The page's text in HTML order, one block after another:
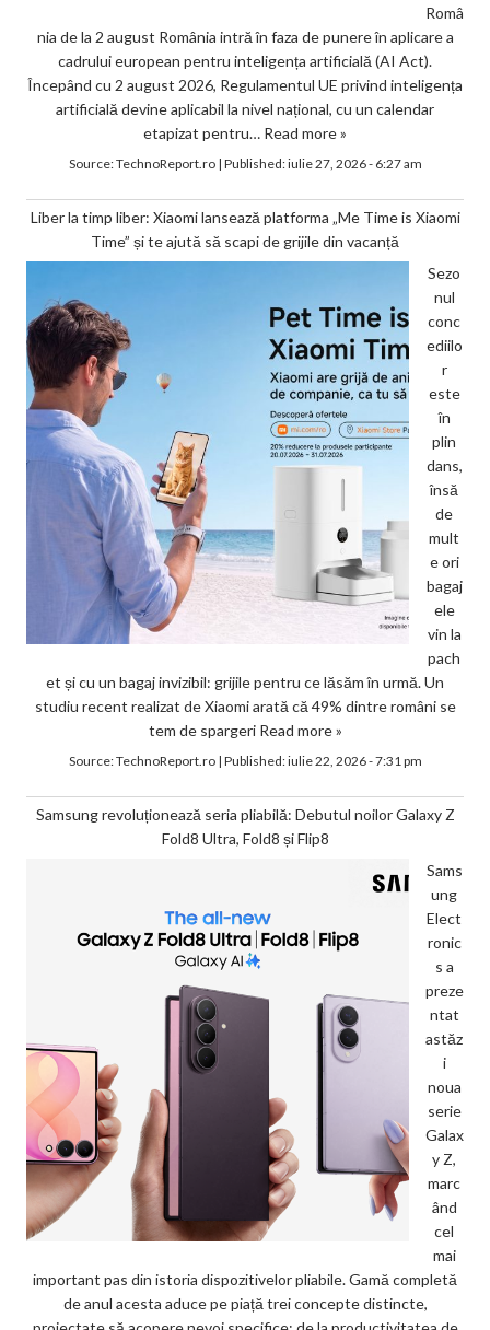
Româ
nia de la 2 august România intră în faza de punere în aplicare a
cadrului european pentru inteligența artificială (AI Act).
Începând cu 2 august 2026, Regulamentul UE privind inteligența
artificială devine aplicabil la nivel național, cu un calendar
etapizat pentru… Read more »
Source:TechnoReport.ro| Published:iulie 27, 2026 - 6:27 am
Liber la timp liber: Xiaomi lansează platforma „Me Time is Xiaomi
Time” și te ajută să scapi de grijile din vacanță
Sezo
nul
conc
ediilo
r
este
în
plin
dans,
însă
de
mult
e ori
bagaj
ele
vin la
pach
et și cu un bagaj invizibil: grijile pentru ce lăsăm în urmă. Un
studiu recent realizat de Xiaomi arată că 49% dintre români se
tem de spargeri Read more »
Source:TechnoReport.ro| Published:iulie 22, 2026 - 7:31 pm
Samsung revoluționează seria pliabilă: Debutul noilor Galaxy Z
Fold8 Ultra, Fold8 și Flip8
Sams
ung
Elect
ronic
s a
preze
ntat
astăz
i
noua
serie
Galax
y Z,
marc
ând
cel
mai
important pas din istoria dispozitivelor pliabile. Gamă completă
de anul acesta aduce pe piață trei concepte distincte,